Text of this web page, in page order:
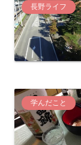
長野ライフ
学んだこと